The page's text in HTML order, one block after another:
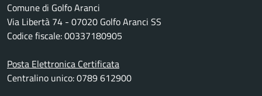
Comune di Golfo Aranci
Via Libertà 74 - 07020 Golfo Aranci SS
Codice fiscale: 00337180905
Posta Elettronica Certificata
Centralino unico: 0789 612900